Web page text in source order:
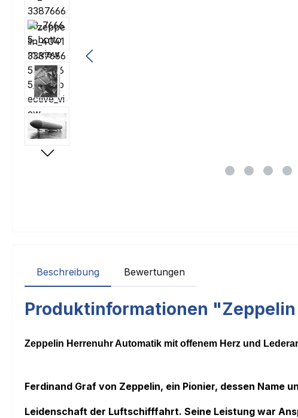
Beschreibung Bewertungen
Produktinformationen
Zeppelin Herrenuhr Automatik mit offenem Herz und
Ferdinand Graf von Zeppelin, ein Pionier, dessen Name
Leidenschaft der Luftschifffahrt. Seine Leistung war